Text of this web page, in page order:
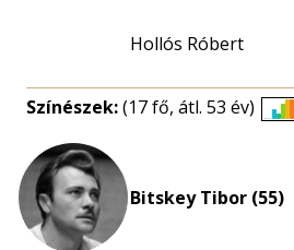
Hollós Róbert
Színészek:(17 fő, átl. 53 év)
Bitskey Tibor (55)